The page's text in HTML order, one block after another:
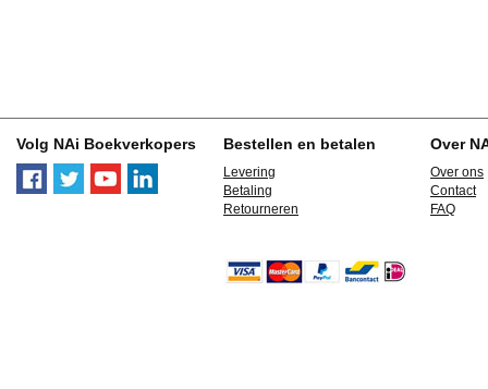
Volg NAi Boekverkopers Bestellen en betalen
Levering
Betaling
Retourneren
Over
Over ons
Contact
FAQ